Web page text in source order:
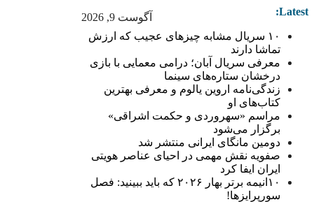
آگوست 9, 2026 Latest:
۱۰ سریال مشابه چیزهای عجیب که ارزش
تماشا دارند
معرفی سریال آبان؛ درامی معمایی با بازی
درخشان ستاره‌های سینما
زندگی‌نامه اروین یالوم و معرفی بهترین
کتاب‌های او
مراسم «سهروردی و حکمت اشراقی»
برگزار می‌شود
دومین مانگای ایرانی منتشر شد
صفویه نقش مهمی در احیای عناصر هویتی
ایران ایفا کرد
۱۰انیمه برتر بهار ۲۰۲۶ که باید ببینید: فصل
سورپرایزها!